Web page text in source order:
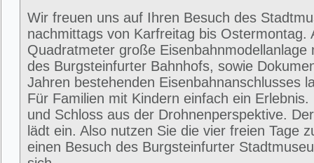
Wir freuen uns auf Ihren Besuch des
nachmittags von Karfreitag bis Ostermontag.
Quadratmeter große Eisenbahnmodellanlage
des Burgsteinfurter Bahnhofs, sowie
Jahren bestehenden Eisenbahnanschlusses
Für Familien mit Kindern einfach ein
und Schloss aus der Drohnenperspektive.
lädt ein. Also nutzen Sie die vier freien Tage
einen Besuch des Burgsteinfurter